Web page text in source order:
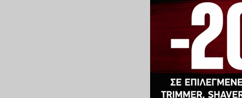
€13,00
ΠΡΟΣΘΉΚΗ ΣΤΟ ΚΑΛΆΘΙ
Morgans Dandruff
250ml
€13,00